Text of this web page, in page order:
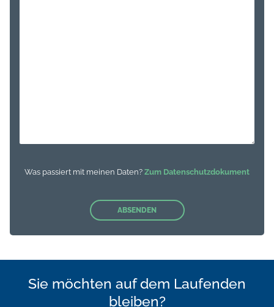
Was passiert mit meinen Daten? Zum Datenschutzdokument
Sie möchten auf dem Laufenden
bleiben?